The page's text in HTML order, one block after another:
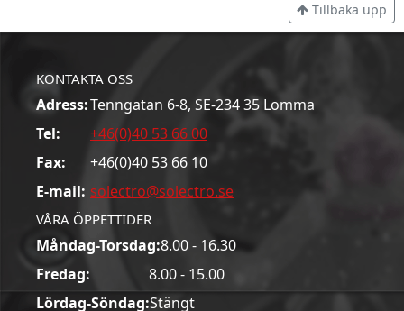
Tillbaka upp
KONTAKTA OSS
Adress:Tenngatan 6-8, SE-234 35 Lomma
Tel:
+46(0)40 53 66 00
Fax:
+46(0)40 53 66 10
E-mail: solectro@solectro.se
VÅRA ÖPPETTIDER
Måndag-Torsdag:8.00 - 16.30
Fredag:
8.00 - 15.00
Lördag-Söndag:Stängt